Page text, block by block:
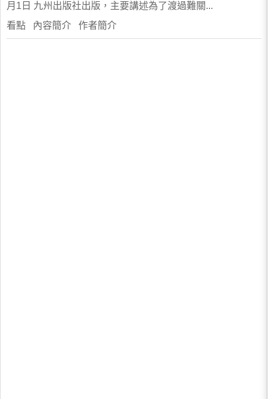
月1日 九州出版社出版，主要講述為了渡過難關...
看點 內容簡介 作者簡介